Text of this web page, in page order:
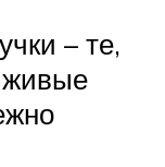
– те,
живые